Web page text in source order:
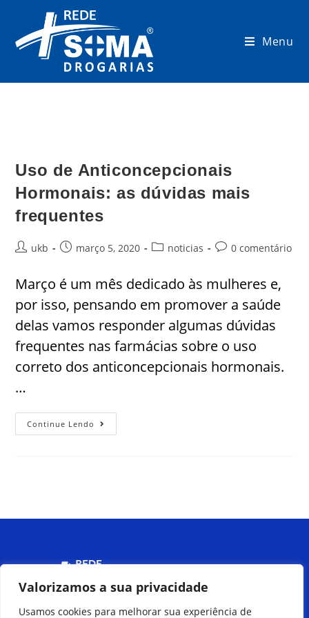
Valorizamos a sua privacidade
Usamos cookies para melhorar sua experiência de
Menu
Uso de Anticoncepcionais
Hormonais: as dúvidas mais
frequentes
ukb março 5, 2020 noticias 0 comentário
Março é um mês dedicado às mulheres e,
por isso, pensando em promover a saúde
delas vamos responder algumas dúvidas
frequentes nas farmácias sobre o uso
correto dos anticoncepcionais hormonais.
…
Continue Lendo